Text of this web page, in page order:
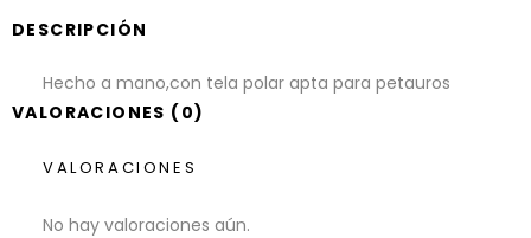
DESCRIPCIÓN
Hecho a mano,con tela polar apta para petauros
VALORACIONES (0)
VALORACIONES
No hay valoraciones aún.